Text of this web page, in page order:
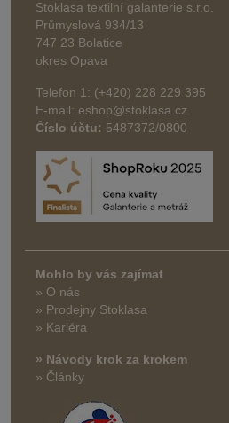
Stoklasa textilní galanterie s.r.o.
Průmyslová 934/13
747 23 Bolatice
okres Opava
Telefon 1: (+420) 228 229 395
E-mail: eshop@stoklasa.cz
Číslo účtu: 5487372/0800
Mohlo by vás zajímat
» O nás
» Prodejny Stoklasa
» Kariéra
» Návody krok za krokem
» Články